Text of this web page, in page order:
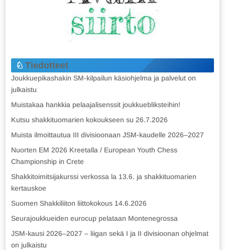
Tiedotteet
Joukkuepikashakin SM-kilpailun käsiohjelma ja palvelut on
julkaistu
Muistakaa hankkia pelaajalisenssit joukkuebliksteihin!
Kutsu shakkituomarien kokoukseen su 26.7.2026
Muista ilmoittautua III divisioonaan JSM-kaudelle 2026–2027
Nuorten EM 2026 Kreetalla / European Youth Chess
Championship in Crete
Shakkitoimitsijakurssi verkossa la 13.6. ja shakkituomarien
kertauskoe
Suomen Shakkiliiton liittokokous 14.6.2026
Seurajoukkueiden eurocup pelataan Montenegrossa
JSM-kausi 2026–2027 – liigan sekä I ja II divisioonan ohjelmat
on julkaistu